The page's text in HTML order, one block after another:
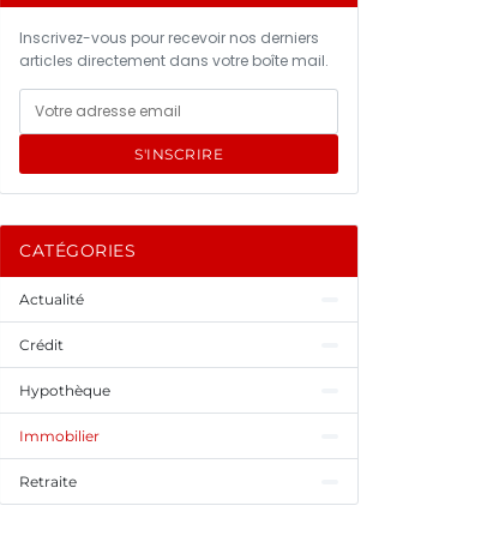
Inscrivez-vous pour recevoir nos derniers
articles directement dans votre boîte mail.
S'INSCRIRE
CATÉGORIES
Actualité
Crédit
Hypothèque
Immobilier
Retraite